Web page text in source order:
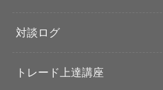
対談ログ
トレード上達講座